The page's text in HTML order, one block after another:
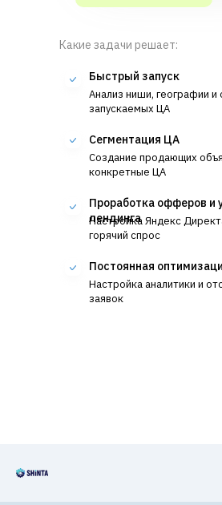
Какие задачи решает:
Быстрый запуск
Анализ ниши, географии и
запускаемых ЦА
Сегментация ЦА
Создание продающих
конкретные ЦА
Проработка офферов и
лендинга
Настройка Яндекс
горячий спрос
Постоянная
Настройка аналитики и
заявок